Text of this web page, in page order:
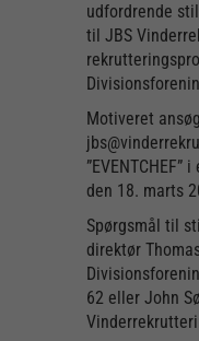
udfordrende
til JBS
Motiveret
den 18. marts
Spørgsmål til
direktør
62 eller John